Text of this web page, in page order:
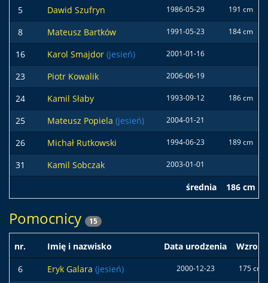
5 Dawid Szufryn 1986-05-29 191 cm
8 Mateusz Bartków 1991-05-23 184 cm
16 Karol Smajdor (jesień) 2001-01-16
23 Piotr Kowalik 2006-06-19
24 Kamil Słaby 1993-09-12 186 cm
25 Mateusz Popiela (jesień) 2004-01-21
26 Michał Rutkowski 1994-06-23 189 cm
31 Kamil Sobczak 2003-01-01
średnia 186 cm
Pomocnicy 15
nr. Imię i nazwisko Data urodzenia
Wzrost
6
Eryk Galara (jesień) 2000-12-23 175 cm